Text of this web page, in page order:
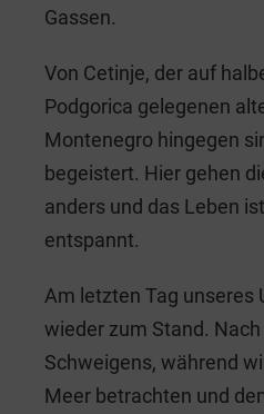
Gassen.
Von Cetinje, der auf
Podgorica gelegenen
Montenegro hingegen
begeistert. Hier gehen
anders und das Leben
entspannt.
Am letzten Tag unseres
wieder zum Stand.
Schweigens, während
Meer betrachten und